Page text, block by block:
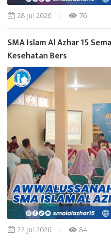
28 Jul 2026 76
SMA Islam Al Azhar 15
Kesehatan Bers
22 Jul 2026 84